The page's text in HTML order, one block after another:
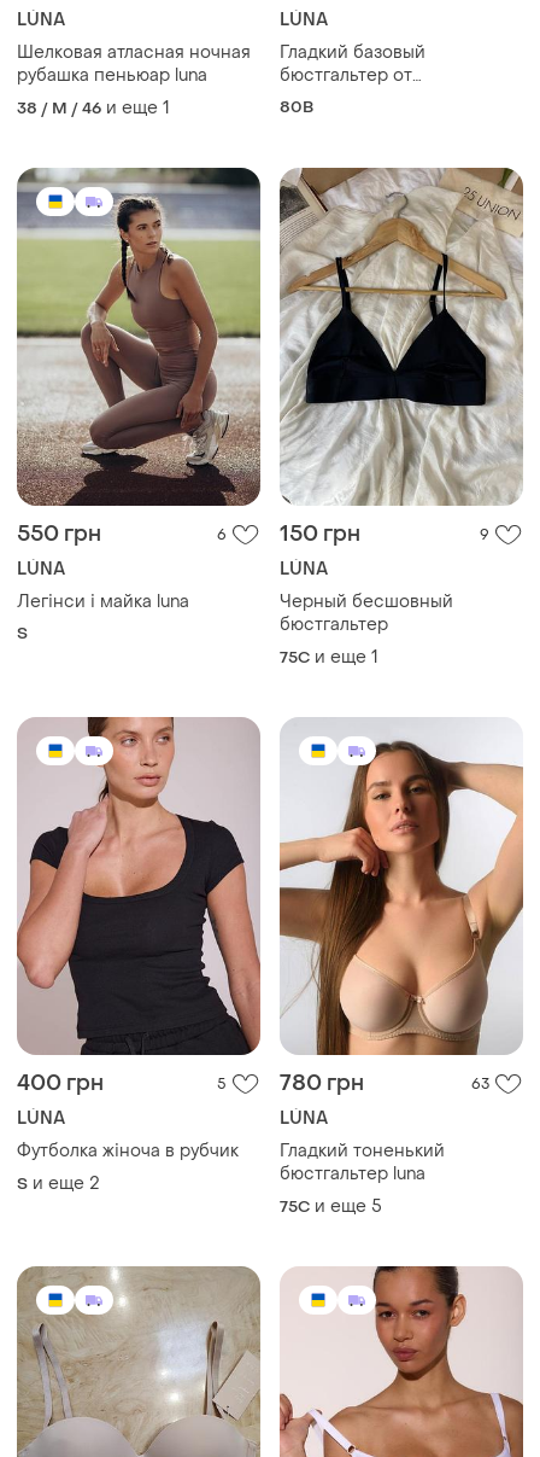
LÚNA
Шелковая атласная ночная
рубашка пеньюар luna
38 / M / 46 и еще 1
LÚNA
Гладкий базовый
бюстгальтер от
итальянского бренда
ап эффектом 80в
80B
550 грн 6
LÚNA
Легінси і майка luna
S
150 грн 9
LÚNA
Черный бесшовный
бюстгальтер
75C и еще 1
400 грн 5
LÚNA
Футболка жіноча в рубчик
S и еще 2
780 грн 63
LÚNA
Гладкий тоненький
бюстгальтер luna
75C и еще 5